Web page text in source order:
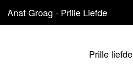
Anat Groag - Prille Liefde
Prille liefde